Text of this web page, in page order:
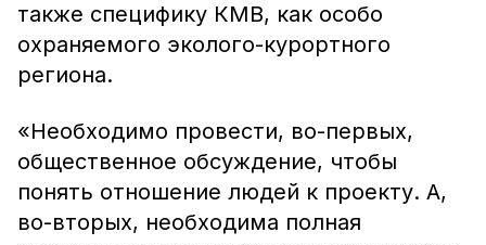
также специфику КМВ, как особо
охраняемого эколого-курортного
региона.
«Необходимо провести, во-первых,
общественное обсуждение, чтобы
понять отношение людей к проекту. А,
во-вторых, необходима полная